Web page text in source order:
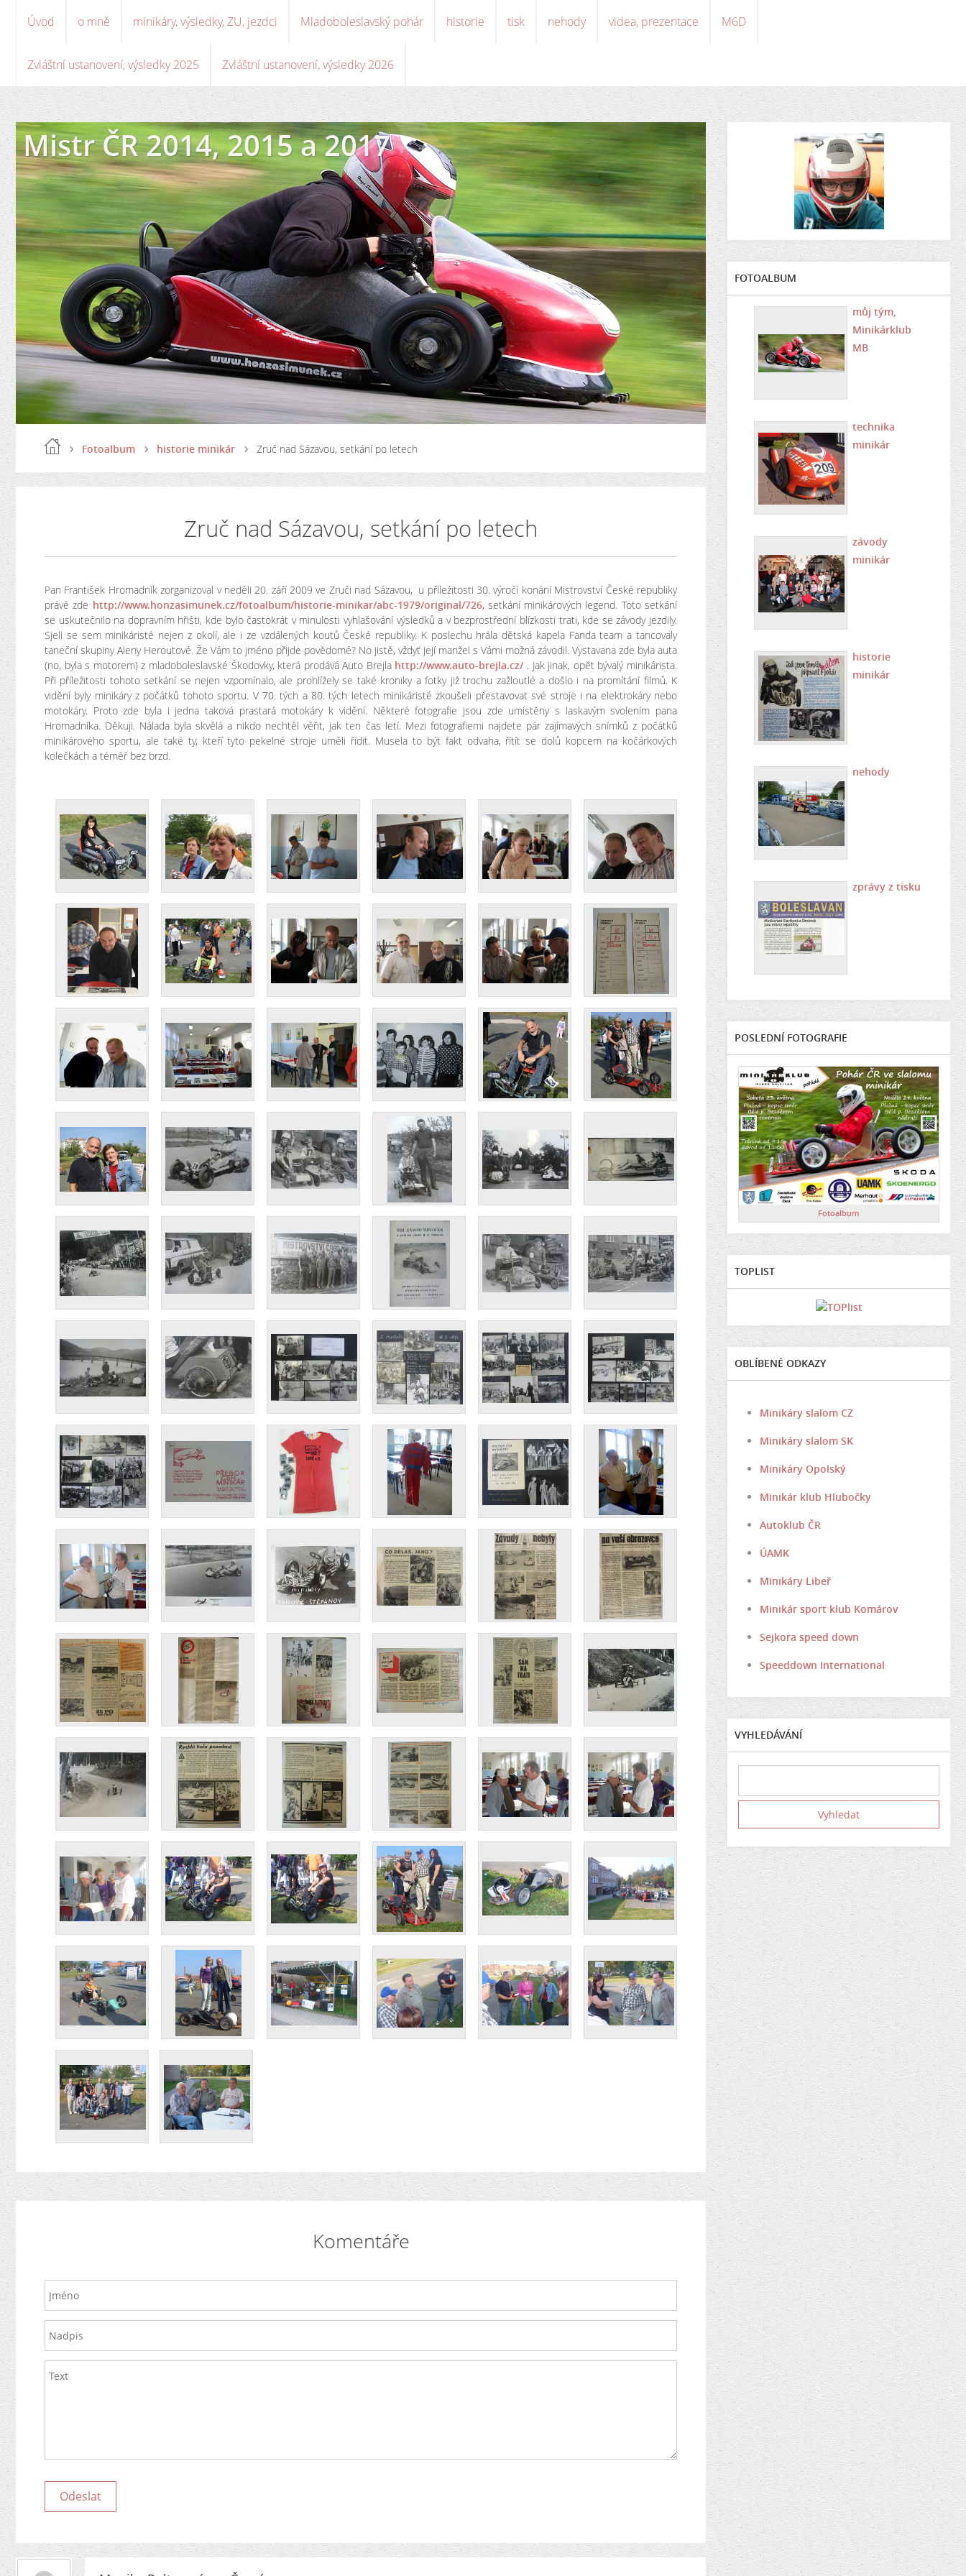
Úvod o mně minikáry, výsledky, ZU, jezdci Mladoboleslavský pohár historie tisk nehody videa, prezentace M6D
Zvláštní ustanovení, výsledky 2025 Zvláštní ustanovení, výsledky 2026
Mistr ČR 2014, 2015 a 2017
Fotoalbum historie minikár Zruč nad Sázavou, setkání po letech
Zruč nad Sázavou, setkání po letech
Pan František Hromadník zorganizoval v neděli 20. září 2009 ve Zruči nad Sázavou, u příležitosti 30. výročí konání Mistrovství České republiky
právě zde http://www.honzasimunek.cz/fotoalbum/historie-minikar/abc-1979/original/726, setkání minikárových legend. Toto setkání
se uskutečnilo na dopravním hřišti, kde bylo častokrát v minulosti vyhlašování výsledků a v bezprostřední blízkosti trati, kde se závody jezdily.
Sjeli se sem minikáristé nejen z okolí, ale i ze vzdálených koutů České republiky. K poslechu hrála dětská kapela Fanda team a tancovaly
taneční skupiny Aleny Heroutové. Že Vám to jméno přijde povědomé? No jistě, vždyť její manžel s Vámi možná závodil. Vystavana zde byla auta
(no, byla s motorem) z mladoboleslavské Škodovky, která prodává Auto Brejla http://www.auto-brejla.cz/ . Jak jinak, opět bývalý minikárista.
Při příležitosti tohoto setkání se nejen vzpomínalo, ale prohlížely se také kroniky a fotky již trochu zažloutlé a došlo i na promítání filmů. K
vidění byly minikáry z počátků tohoto sportu. V 70. tých a 80. tých letech minikáristé zkoušeli přestavovat své stroje i na elektrokáry nebo
motokáry. Proto zde byla i jedna taková prastará motokáry k vidění. Některé fotografie jsou zde umístěny s laskavým svolením pana
Hromadníka. Děkuji. Nálada byla skvělá a nikdo nechtěl věřit, jak ten čas letí. Mezi fotografiemi najdete pár zajímavých snímků z počátků
minikárového sportu, ale také ty, kteří tyto pekelné stroje uměli řídit. Musela to být fakt odvaha, řítít se dolů kopcem na kočárkových
kolečkách a téměř bez brzd.
Komentáře
FOTOALBUM
můj tým,
Minikárklub
MB
technika
minikár
závody
minikár
historie
minikár
nehody
zprávy z tisku
POSLEDNÍ FOTOGRAFIE
Fotoalbum
TOPLIST
OBLÍBENÉ ODKAZY
Minikáry slalom CZ
Minikáry slalom SK
Minikáry Opolský
Minikár klub Hlubočky
Autoklub ČR
ÚAMK
Minikáry Libeř
Minikár sport klub Komárov
Sejkora speed down
Speeddown International
VYHLEDÁVÁNÍ